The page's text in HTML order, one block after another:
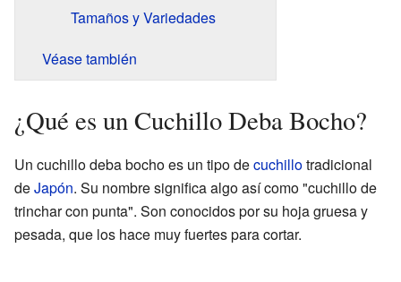
Tamaños y Variedades
Véase también
¿Qué es un Cuchillo Deba Bocho?
Un cuchillo deba bocho es un tipo decuchillotradicional
deJapón. Su nombre significa algo así como "cuchillo de
trinchar con punta". Son conocidos por su hoja gruesa y
pesada, que los hace muy fuertes para cortar.